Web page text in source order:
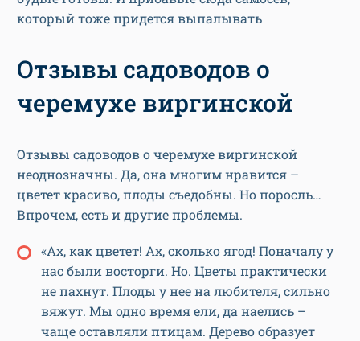
который тоже придется выпалывать
Отзывы садоводов о
черемухе виргинской
Отзывы садоводов о черемухе виргинской
неоднозначны. Да, она многим нравится –
цветет красиво, плоды съедобны. Но поросль…
Впрочем, есть и другие проблемы.
«Ах, как цветет! Ах, сколько ягод! Поначалу у
нас были восторги. Но. Цветы практически
не пахнут. Плоды у нее на любителя, сильно
вяжут. Мы одно время ели, да наелись –
чаще оставляли птицам. Дерево образует